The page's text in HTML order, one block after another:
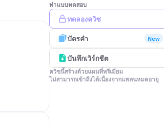
ทำแบบทดสอบ
ทดลองควิซ
บัตรคำ New
บันทึกเวิร์กชีต
ควิซนี้สร้างด้วยแผนที่พรีเมียม
ไม่สามารถเข้าถึงได้เนื่องจากแพลนหมดอายุ